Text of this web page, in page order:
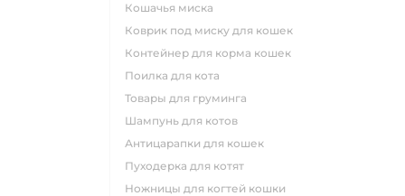
кошачья миска
коврик под миску для кошек
контейнер для корма кошек
поилка для кота
товары для груминга
шампунь для котов
антицарапки для кошек
пуходерка для котят
ножницы для когтей кошки